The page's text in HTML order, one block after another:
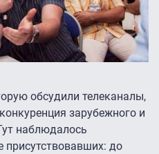
обсудили телеканалы,
зарубежного и
наблюдалось
присутствовавших: до